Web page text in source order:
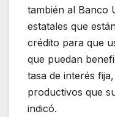
también al Banco
estatales que
crédito para que
que puedan
tasa de interés
productivos que
indicó.